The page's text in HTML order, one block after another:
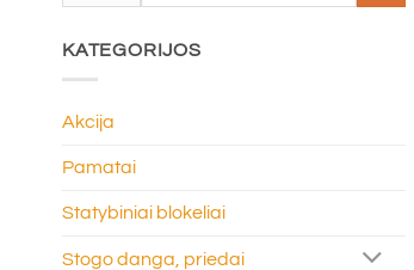
KATEGORIJOS
Akcija
Pamatai
Statybiniai blokeliai
Stogo danga, priedai